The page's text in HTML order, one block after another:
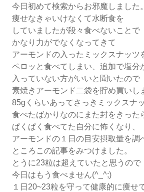
今日初めて検索からお邪魔しました。
痩せなきゃいけなくて水断食を
していましたが段々食べないことで
かなり力がでなくなってきて
アーモンドの入ったミックスナッツ
ペロッと食べてしまい、追加で塩分
入っていない方がいいと聞いたので
素焼きアーモンド二袋を貯め買いし
85gくらいあってさっきミックスナ
食べたばかりなのにまた封をきった
ぱくぱく食べてた自分に怖くなり、
アーモンドの１日の目安摂取量を調
ところこの記事をみつけました。
とうに23粒は超えていたと思うので
今日はもう食べません(^_^;)
１日20~23粒を守って健康的に痩せ